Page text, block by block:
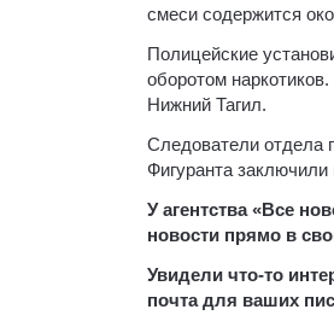
смеси содержится
Полицейские
оборотом
Нижний Тагил.
Следователи отдела
Фигуранта
У агентства «Все
новости прямо в
Увидели что-то
почта для ваших